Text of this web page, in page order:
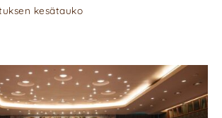
kesätauko